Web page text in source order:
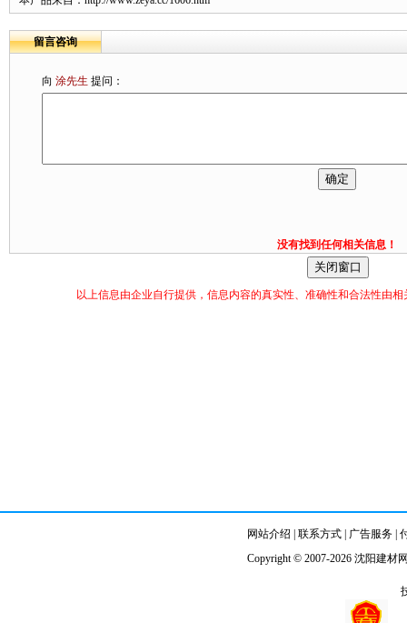
留言咨询
向 涂先生 提问：
没有找到任何相关信息！
以上信息由企业自行提供，信息内容的真实性、准确性和合法性由
网站介绍 联系方式| 广告服务|
Copyright © 2007-2026 沈阳建材